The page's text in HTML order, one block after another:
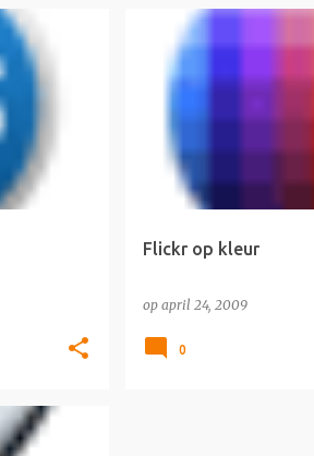
Flickr op kleur
op april 24, 2009
SURFTIP
0